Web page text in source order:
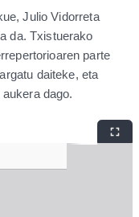
Julio Vidorreta
da. Txistuerako
parte
daiteke, eta
dago.